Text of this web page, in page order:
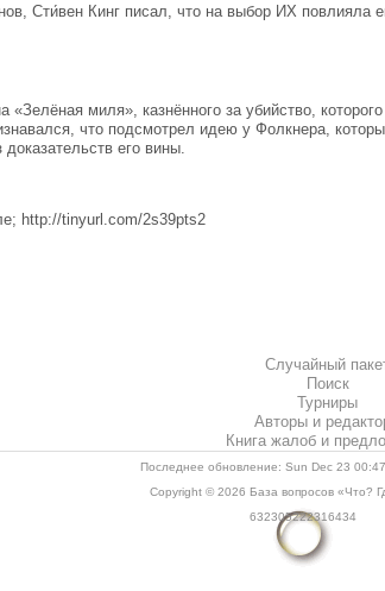
Сти́вен Кинг писал, что на выбор ИХ
миля», казнённого за убийство,
что подсмотрел идею у Фолкнера,
его вины.
http://tinyurl.com/2s39pts2
Случайный
Поиск
Турниры
Авторы и
Книга жалоб и
Последнее обновление: Sun Dec 23
Copyright © 2026 База вопросов «Что?
632305222316434